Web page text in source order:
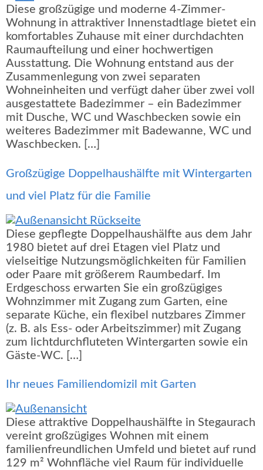
Diese großzügige und moderne 4-Zimmer-
Wohnung in attraktiver Innenstadtlage bietet ein
komfortables Zuhause mit einer durchdachten
Raumaufteilung und einer hochwertigen
Ausstattung. Die Wohnung entstand aus der
Zusammenlegung von zwei separaten
Wohneinheiten und verfügt daher über zwei voll
ausgestattete Badezimmer – ein Badezimmer
mit Dusche, WC und Waschbecken sowie ein
weiteres Badezimmer mit Badewanne, WC und
Waschbecken. […]
Großzügige Doppelhaushälfte mit Wintergarten
und viel Platz für die Familie
Diese gepflegte Doppelhaushälfte aus dem Jahr
1980 bietet auf drei Etagen viel Platz und
vielseitige Nutzungsmöglichkeiten für Familien
oder Paare mit größerem Raumbedarf. Im
Erdgeschoss erwarten Sie ein großzügiges
Wohnzimmer mit Zugang zum Garten, eine
separate Küche, ein flexibel nutzbares Zimmer
(z. B. als Ess- oder Arbeitszimmer) mit Zugang
zum lichtdurchfluteten Wintergarten sowie ein
Gäste-WC. […]
Ihr neues Familiendomizil mit Garten
Diese attraktive Doppelhaushälfte in Stegaurach
vereint großzügiges Wohnen mit einem
familienfreundlichen Umfeld und bietet auf rund
129 m² Wohnfläche viel Raum für individuelle